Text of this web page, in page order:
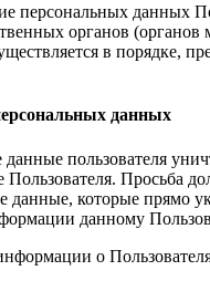
персональных данных
органов (органов
в порядке,
данных
пользователя
Пользователя. Просьба
которые прямо
данному
о